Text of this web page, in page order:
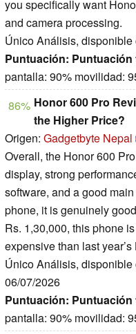
you specifically want
and camera processing.
Único Análisis,
Puntuación: Puntuación
pantalla: 90% movilidad:
86% Honor 600 Pro
the Higher Price?
Origen: Gadgetbyte Nepal
Overall, the Honor 600
display, strong
software, and a good
phone, it is genuinely
Rs. 1,30,000, this phone
expensive than last
Único Análisis,
06/07/2026
Puntuación: Puntuación
pantalla: 90% movilidad: